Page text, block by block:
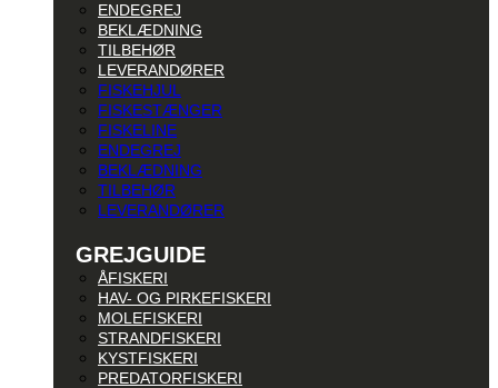
ENDEGREJ
BEKLÆDNING
TILBEHØR
LEVERANDØRER
FISKEHJUL
FISKESTÆNGER
FISKELINE
ENDEGREJ
BEKLÆDNING
TILBEHØR
LEVERANDØRER
GREJGUIDE
ÅFISKERI
HAV- OG PIRKEFISKERI
MOLEFISKERI
STRANDFISKERI
KYSTFISKERI
PREDATORFISKERI